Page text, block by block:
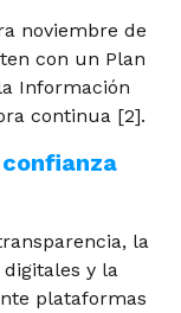
noviembre de
con un Plan
Información
continua [2].
la
y la
plataformas